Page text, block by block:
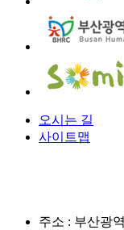
오시는 길
사이트맵
주소 : 부산광